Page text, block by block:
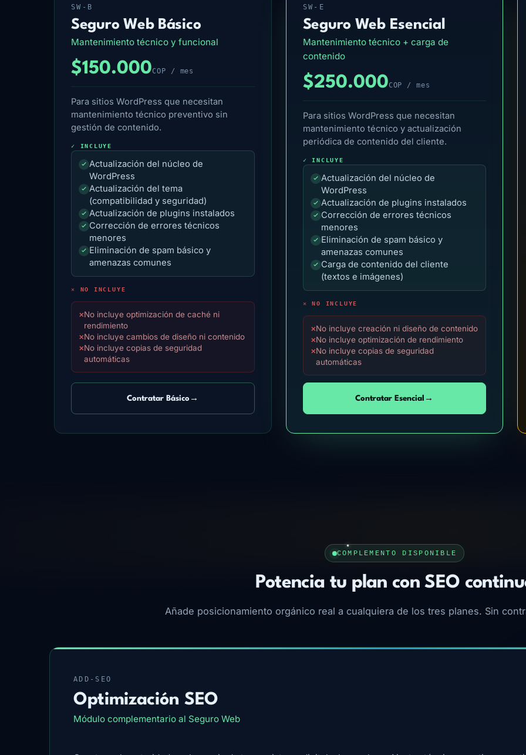
SW-B
Seguro Web Básico
Mantenimiento técnico y funcional
$150.000COP / mes
Para sitios WordPress que necesitan
mantenimiento técnico preventivo sin
gestión de contenido.
✓ INCLUYE
Actualización del núcleo de
WordPress
Actualización del tema
(compatibilidad y seguridad)
Actualización de plugins instalados
Corrección de errores técnicos
menores
Eliminación de spam básico y
amenazas comunes
✕ NO INCLUYE
✕No incluye optimización de caché ni
rendimiento
✕No incluye cambios de diseño ni contenido
✕No incluye copias de seguridad
automáticas
Contratar Básico →
SW-E
Seguro Web Esencial
Mantenimiento técnico + carga de
contenido
$250.000COP / mes
Para sitios WordPress que necesitan
mantenimiento técnico y actualización
periódica de contenido del cliente.
✓ INCLUYE
Actualización del núcleo de
WordPress
Actualización de plugins instalados
Corrección de errores técnicos
menores
Eliminación de spam básico y
amenazas comunes
Carga de contenido del cliente
(textos e imágenes)
✕ NO INCLUYE
✕No incluye creación ni diseño de contenido
✕No incluye optimización de rendimiento
✕No incluye copias de seguridad
automáticas
Contratar Esencial →
COMPLEMENTO DISPONIBLE
Potencia tu plan con SEO
Añade posicionamiento orgánico real a cualquiera de los tres planes. Sin
ADD-SEO
Optimización SEO
Módulo complementario al Seguro Web